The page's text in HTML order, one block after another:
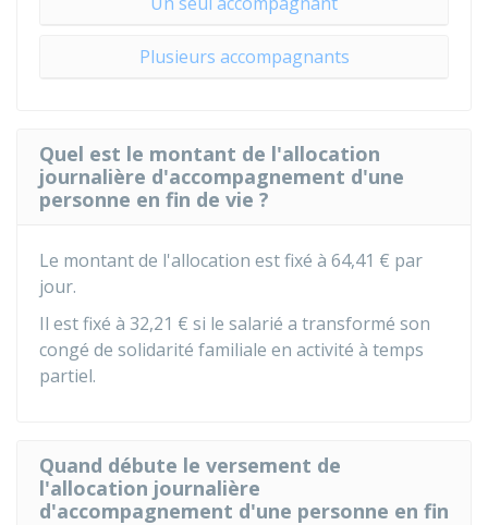
Plusieurs accompagnants
Quel est le montant de l'allocation
journalière d'accompagnement d'une
personne en fin de vie ?
Le montant de l'allocation est fixé à 64,41 € par
jour.
Il est fixé à 32,21 € si le salarié a transformé son
congé de solidarité familiale en activité à temps
partiel.
Quand débute le versement de
l'allocation journalière
d'accompagnement d'une personne en fin